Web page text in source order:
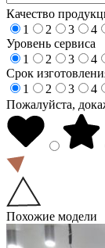
Качество
1
2 3 4
Уровень сервиса
1
2 3 4
Срок
1
2 3 4
Пожалуйста,
Похожие модели